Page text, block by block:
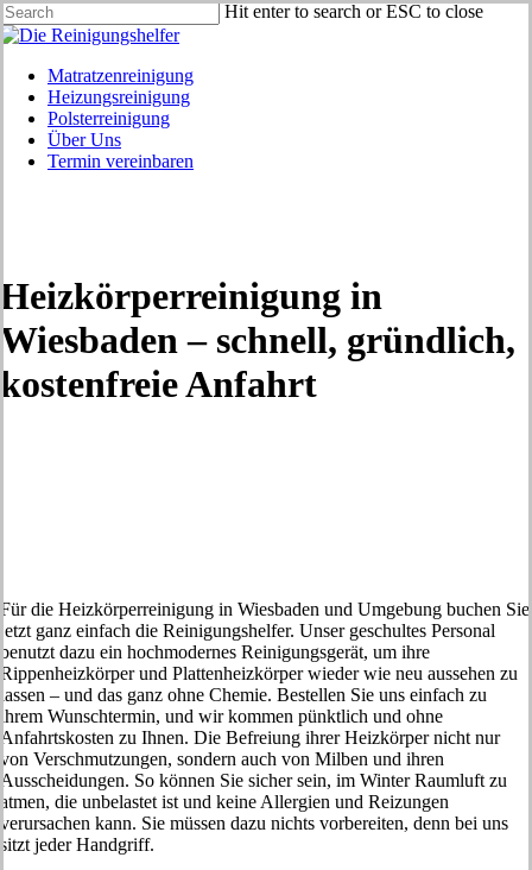
Skip
to
content
Hit enter to search or ESC to close
Close
Menu
Matratzenreinigung
Heizungsreinigung
Polsterreinigung
Über Uns
Termin vereinbaren
Heizkörperreinigung in
Wiesbaden – schnell, gründlich,
kostenfreie Anfahrt
Für die Heizkörperreinigung in Wiesbaden und Umgebung buchen Sie
jetzt ganz einfach die Reinigungshelfer. Unser geschultes Personal
benutzt dazu ein hochmodernes Reinigungsgerät, um ihre
Rippenheizkörper und Plattenheizkörper wieder wie neu aussehen zu
lassen – und das ganz ohne Chemie. Bestellen Sie uns einfach zu
ihrem Wunschtermin, und wir kommen pünktlich und ohne
Anfahrtskosten zu Ihnen. Die Befreiung ihrer Heizkörper nicht nur
von Verschmutzungen, sondern auch von Milben und ihren
Ausscheidungen. So können Sie sicher sein, im Winter Raumluft zu
atmen, die unbelastet ist und keine Allergien und Reizungen
verursachen kann. Sie müssen dazu nichts vorbereiten, denn bei uns
sitzt jeder Handgriff.